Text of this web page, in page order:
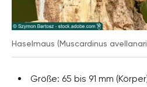
Haselmaus (Muscardinus
Größe: 65 bis 91 mm